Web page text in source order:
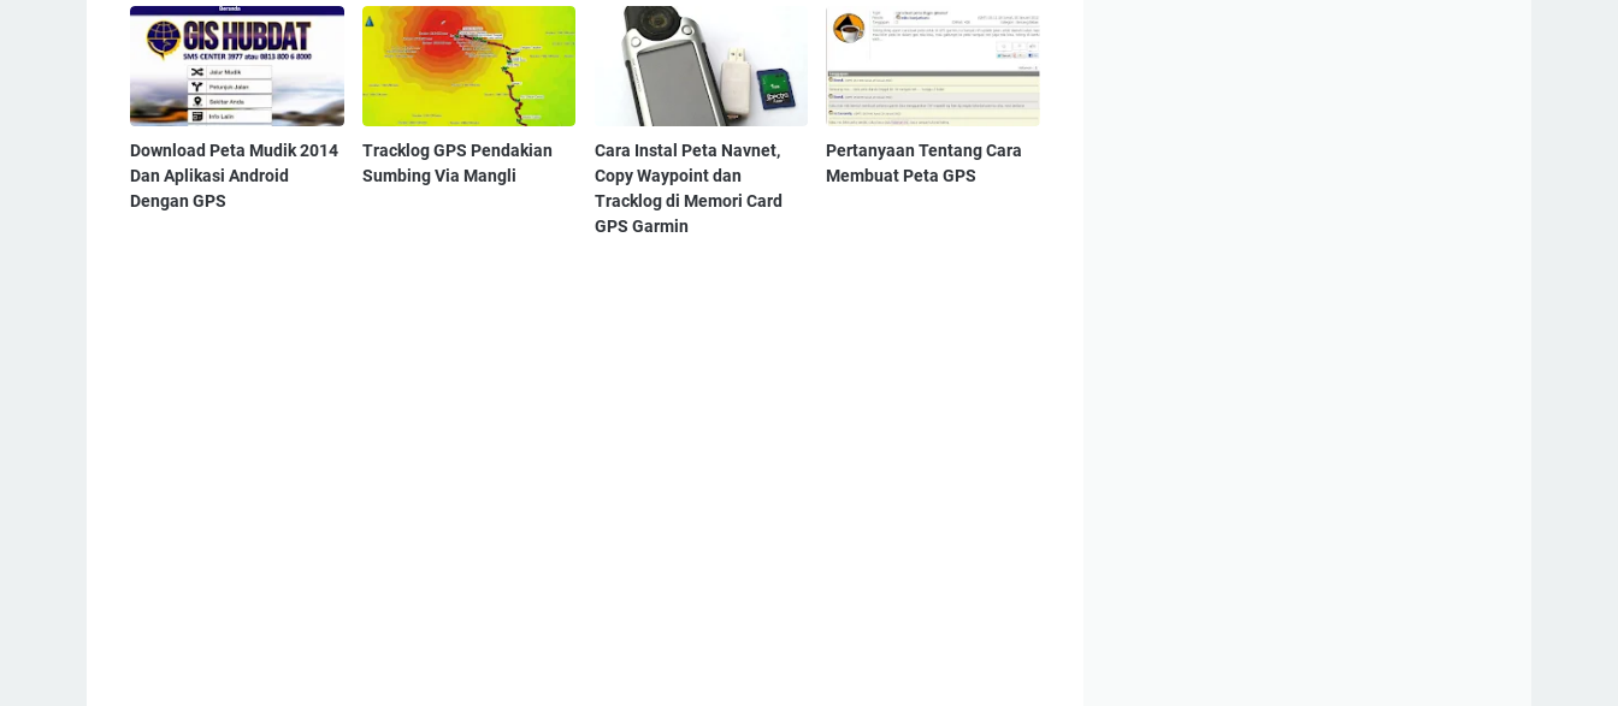
Download Peta Mudik 2014
Dan Aplikasi Android
Dengan GPS
Tracklog GPS Pendakian
Sumbing Via Mangli
Cara Instal Peta Navnet,
Copy Waypoint dan
Tracklog di Memori Card
GPS Garmin
Pertanyaan Tentang Cara
Membuat Peta GPS